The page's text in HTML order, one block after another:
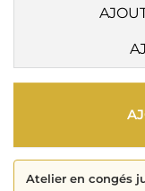
Atelier en congés